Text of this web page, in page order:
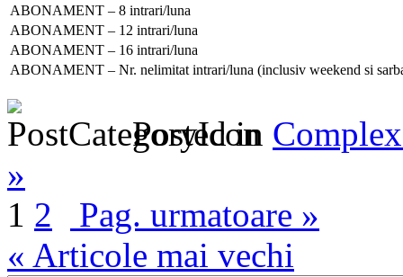
ABONAMENT – 8 intrari/luna
ABONAMENT – 12 intrari/luna
ABONAMENT – 16 intrari/luna
ABONAMENT – Nr. nelimitat intrari/luna (inclusiv weekend si
Posted in
»
1 2
Pag. urmatoare »
« Articole mai vechi